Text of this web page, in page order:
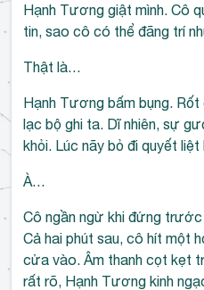
Hạnh Tương giật mình. Cô
tin, sao cô có thể đãng trí
Thật là…
Hạnh Tương bấm bụng.
lạc bộ ghi ta. Dĩ nhiên, sự
khỏi. Lúc nãy bỏ đi quyết
À…
Cô ngần ngừ khi đứng
Cả hai phút sau, cô hít một
cửa vào. Âm thanh cọt kẹt
rất rõ, Hạnh Tương kinh